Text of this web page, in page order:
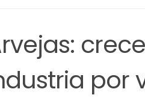
por